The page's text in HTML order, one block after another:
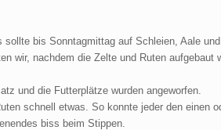
bis Sonntagmittag auf Schleien, Aale
wir, nachdem die Zelte und Ruten aufgebaut
und die Futterplätze wurden angeworfen.
schnell etwas. So konnte jeder den einen
biss beim Stippen.